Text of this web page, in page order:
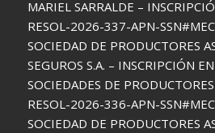
MARIEL SARRALDE –
RESOL-2026-337-APN-
SOCIEDAD DE PRODUCTORES
SEGUROS S.A. – INSCRIPCIÓN
SOCIEDADES DE
RESOL-2026-336-APN-
SOCIEDAD DE PRODUCTORES